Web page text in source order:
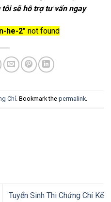
sẽ hỗ trợ tư vấn ngay
he-2" not found
Chỉ. Bookmark the permalink.
Tuyển Sinh Thi Chứng Chỉ Kế